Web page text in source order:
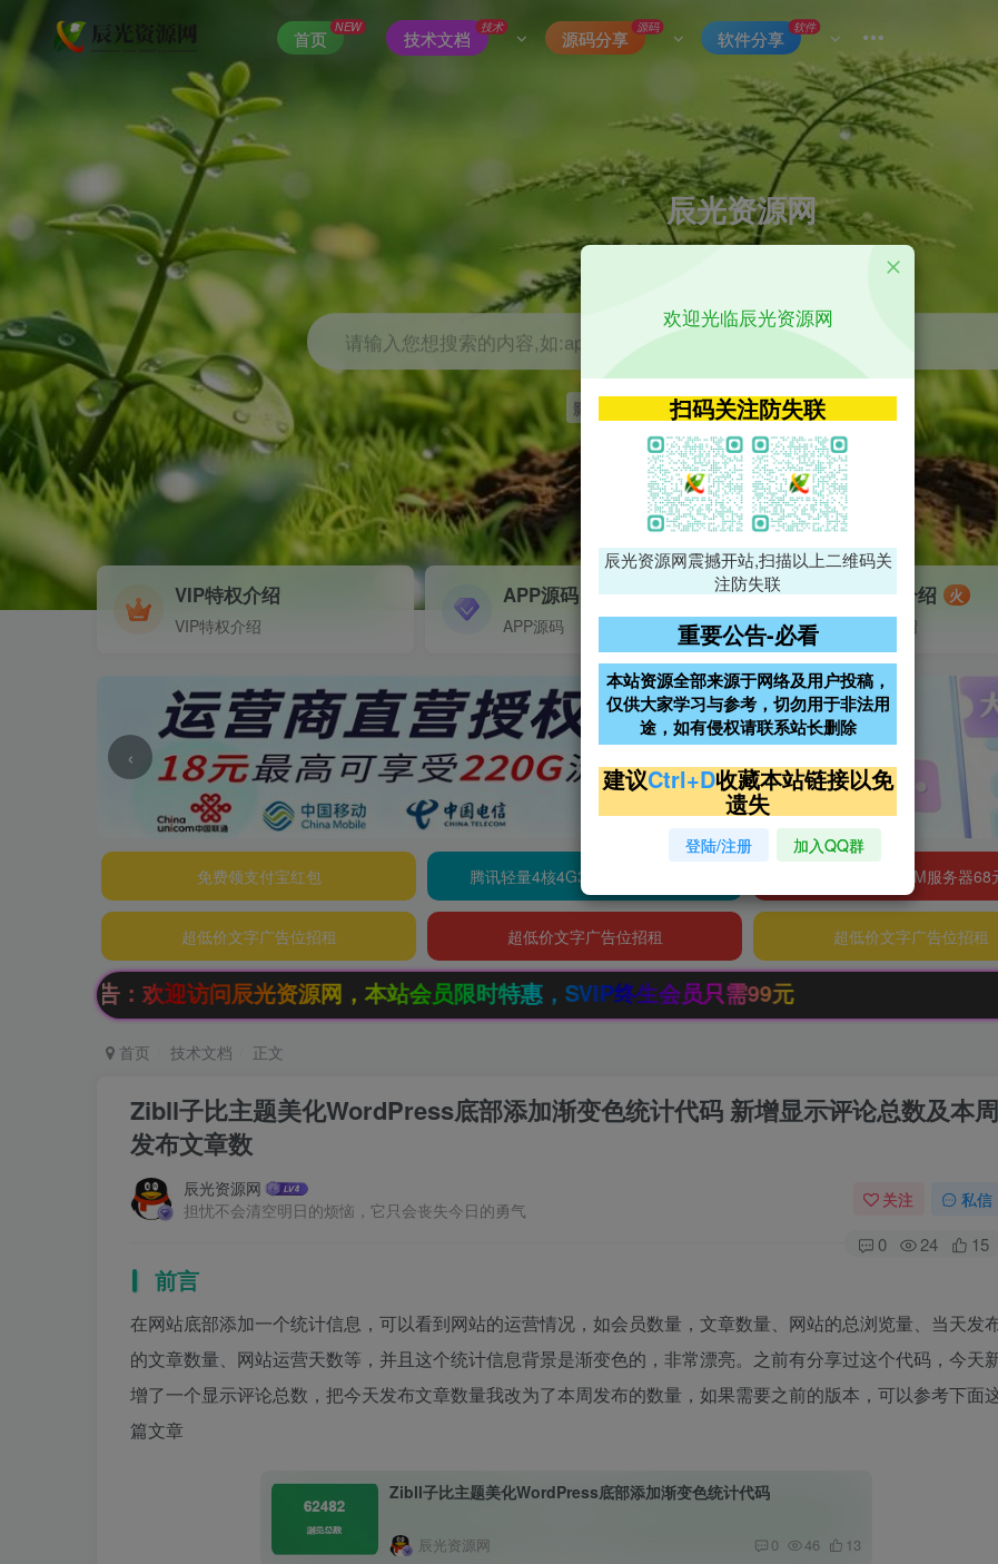
首页
NEW
技术文档
技术
源码分享
源码
软件分享
软件
辰光资源网
优质的网络资源分享平台
请输入您想搜索的内容,如:app源码
影视 神马 getapp 原神
VIP特权介绍
VIP特权介绍
APP源码
APP源码
VIP特权介绍 火
VIP特权介绍
‹
免费领支付宝红包 腾讯轻量4核4G3M服务器38元/年 阿里云2核2G200M服务器68
超低价文字广告位招租 超低价文字广告位招租 超低价文字广告位招租
光资源网，本站会员限时特惠，SVIP终生会员只需99元
首页 技术文档 正文
Zibll子比主题美化WordPress底部添加渐变色统计代码 新增显示评论总数及本周
发布文章数
辰光资源网
担忧不会清空明日的烦恼，它只会丧失今日的勇气
关注 私信
0 24 15
前言
在网站底部添加一个统计信息，可以看到网站的运营情况，如会员数量，文章数量、网站的总浏览量、当天发
的文章数量、网站运营天数等，并且这个统计信息背景是渐变色的，非常漂亮。之前有分享过这个代码，今天
增了一个显示评论总数，把今天发布文章数量我改为了本周发布的数量，如果需要之前的版本，可以参考下面
篇文章
Zibll子比主题美化WordPress底部添加渐变色统计代码
辰光资源网 0 46 13
欢迎光临辰光资源网
扫码关注防失联
辰光资源网震撼开站,扫描以上二维码关
注防失联
重要公告-必看
本站资源全部来源于网络及用户投稿，
仅供大家学习与参考，切勿用于非法用
途，如有侵权请联系站长删除
建议Ctrl+D收藏本站链接以免
遗失
登陆/注册 加入QQ群